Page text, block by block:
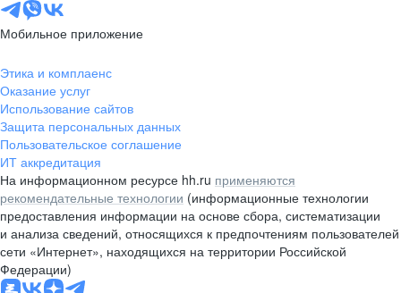
Мобильное приложение
Этика и комплаенс
Оказание услуг
Использование сайтов
Защита персональных данных
Пользовательское соглашение
ИТ аккредитация
На информационном ресурсе hh.ru применяются
рекомендательные технологии (информационные технологии
предоставления информации на основе сбора, систематизации
и анализа сведений, относящихся к предпочтениям пользователей
сети «Интернет», находящихся на территории Российской
Федерации)